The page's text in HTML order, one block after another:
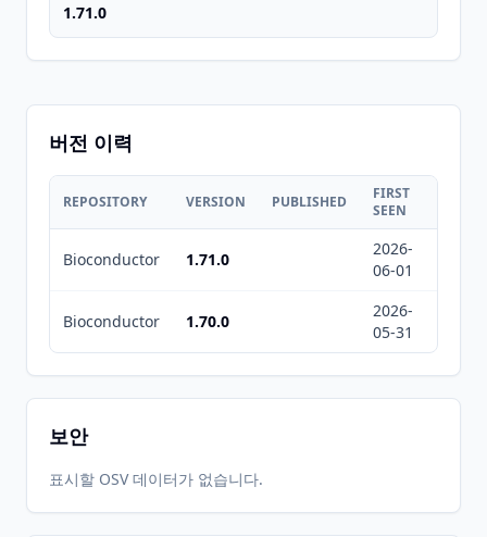
1.71.0
버전 이력
REPOSITORY VERSION PUBLISHED
FIRST
SEEN
Bioconductor 1.71.0
2026-
06-01
Bioconductor 1.70.0
2026-
05-31
보안
표시할 OSV 데이터가 없습니다.